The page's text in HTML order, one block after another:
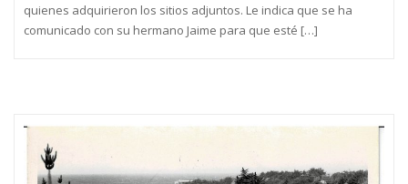
quienes adquirieron los sitios adjuntos. Le indica que se ha
comunicado con su hermano Jaime para que esté […]